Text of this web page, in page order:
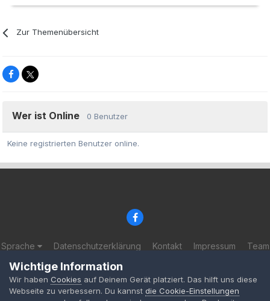
Zur Themenübersicht
Wer ist Online 0 Benutzer
Keine registrierten Benutzer online.
Sprache Datenschutzerklärung Kontakt Impressum Team
© 2002-2025 BF-Games.net
Powered by Invision Community
Wichtige Information
Wir haben Cookies auf Deinem Gerät platziert. Das hilft uns diese
Webseite zu verbessern. Du kannst die Cookie-Einstellungen